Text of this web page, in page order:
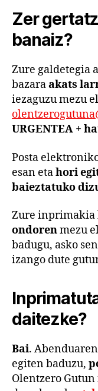
Zer
banaiz?
Zure galdetegia
bazaraakats
iezaguzu mezu
URGENTEA +
Posta
esan etahori
baieztatuko
Zure inprimakia
ondorenmezu
badugu, asko
izango dute
daitezke?
Bai.
egiten baduzu,
Olentzero